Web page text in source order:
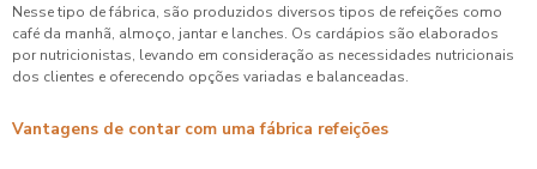
Nesse tipo de fábrica, são produzidos diversos tipos de refeições como
café da manhã, almoço, jantar e lanches. Os cardápios são elaborados
por nutricionistas, levando em consideração as necessidades nutricionais
dos clientes e oferecendo opções variadas e balanceadas.
Vantagens de contar com uma fábrica refeições